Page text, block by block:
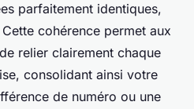
parfaitement identiques,
cohérence permet aux
relier clairement chaque
consolidant ainsi votre
de numéro ou une